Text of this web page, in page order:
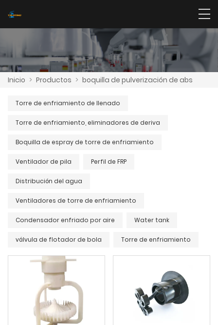
Inicio > Productos > boquilla de pulverización de abs
Torre de enfriamiento de llenado
Torre de enfriamiento, eliminadores de deriva
Boquilla de espray de torre de enfriamiento
Ventilador de pila Perfil de FRP
Distribución del agua
Ventiladores de torre de enfriamiento
Condensador enfriado por aire Water tank
válvula de flotador de bola Torre de enfriamiento